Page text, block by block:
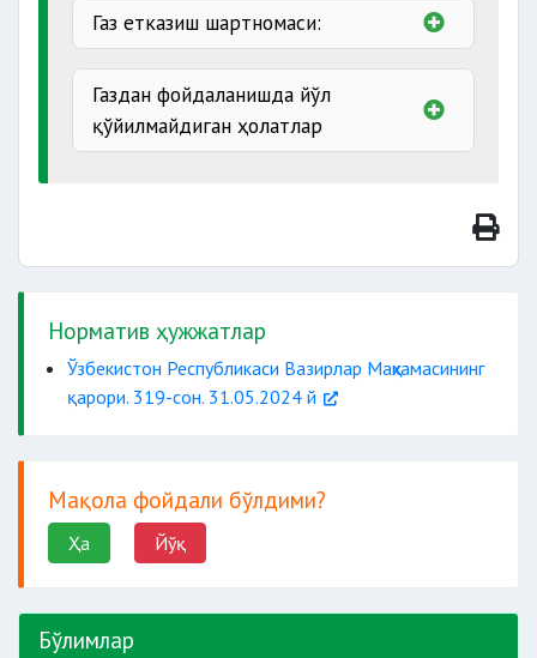
3 иш кунида
газлаштириш
2 ва ундан
ортиқ маиший истеъмолчига
Газ етказиш шартномаси:
тузилади
3 кун ичида
Газдан фойдаланишда йўл
қўйилмайдиган ҳолатлар
қайта
газ ускуналаридан
газ қувурларига
Норматив ҳужжатлар
Ўзбекистон Республикаси Вазирлар Маҳкамасининг
қарори. 319-сон. 31.05.2024 й
Мақола фойдали бўлдими?
Ҳа Йўқ
Бўлимлар